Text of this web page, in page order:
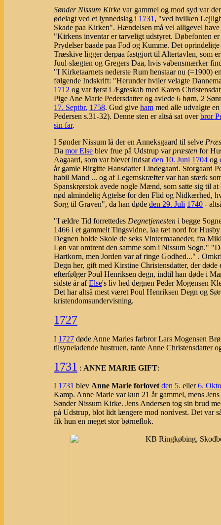
Sønder Nissum Kirke var gammel og mod syd var
ødelagt ved et lynnedslag i 1731 , "ved hvilken
Skade paa Kirken". Hændelsen må vel alligevel
"Kirkens inventar er tarveligt udstyret. Døbefonten
Prydelser baade paa Fod og Kumme. Det
Træskive ligger derpaa fastgjort til Altertavlen, som
Juul-slægten og Gregers Daa, hvis våbensmærker
"I Kirketaarnets nederste Rum henstaar nu (=1900)
følgende Indskrift: "Herunder hviler velagte
1712 og var først i Ægteskab med Karen
Pige Ane Marie Pedersdatter og avlede 6 børn, 2
17. Septbr. 1758. Gud give ham med alle udvalgte
Pedersen s.31-32). Denne sten er altså sat overbror
sin far.
I Sønder Nissum lå der en Anneksgaard til selve
Da mor Else blev frue på Udstrup varpræsten for
Aagaard, som var blevet indsat den 10. Juni 1704 og
år gamle Birgitte Hansdatter Lindegaard. Storgaard
habil Mand ... og af Legemskræfter var han stærk
Spanskrørstok avede nogle Mænd, som satte sig til
nød almindelig Agtelse for den Flid og Nidkærhed,
Sorg til Graven", da han døde den 29. Juli 1740 -
"I ældre Tid forrettedes Degnetjenesten i begge
1466 i et gammelt Tingsvidne, laa tæt nord for
Degnen holde Skole de seks Vintermaaneder, fra
Løn var omtrent den samme som i Nissum Sogn."
Hartkorn, men Jorden var af ringe Godhed..." .
Degn her, gift med Kirstine Christensdatter, der
efterfølger Poul Henriksen degn, indtil han døde i
sidste år afElse's liv hed degnen Peder Mogensen
Det har altså mest været Poul Henriksen Degn og
kristendomsundervisning.
1727
I 1727 døde Anne Maries farbror Lars Mogensen
tilsyneladende hustruen, tante Anne
1731 : ANNE MARIE GIFT:
I 1731 blev Anne Marie forlovet den 5. eller6.
Kamp. Anne Marie var kun 21 år gammel, mens
Sønder Nissum Kirke. Jens Andersen tog sin brud
på Udstrup, blot lidt længere mod nordvest. Det var
fik hun en meget stor børneflok.